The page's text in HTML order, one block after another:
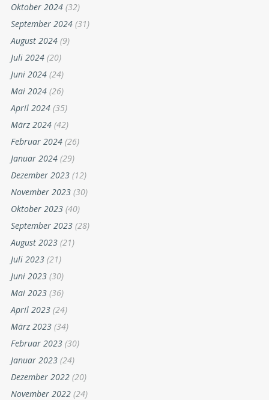
Oktober 2024 (32)
September 2024 (31)
August 2024 (9)
Juli 2024 (20)
Juni 2024 (24)
Mai 2024 (26)
April 2024 (35)
März 2024 (42)
Februar 2024 (26)
Januar 2024 (29)
Dezember 2023 (12)
November 2023 (30)
Oktober 2023 (40)
September 2023 (28)
August 2023 (21)
Juli 2023 (21)
Juni 2023 (30)
Mai 2023 (36)
April 2023 (24)
März 2023 (34)
Februar 2023 (30)
Januar 2023 (24)
Dezember 2022 (20)
November 2022 (24)